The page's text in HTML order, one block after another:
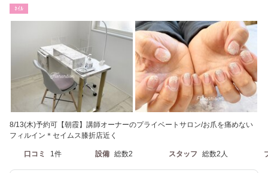
ﾈｲﾙ
8/13(木)予約可【朝霞】講師オーナーのプライベートサロン/お爪を痛めない
フィルイン＊セイムス膝折店近く
口コミ 1件 設備 総数2 スタッフ 総数2人